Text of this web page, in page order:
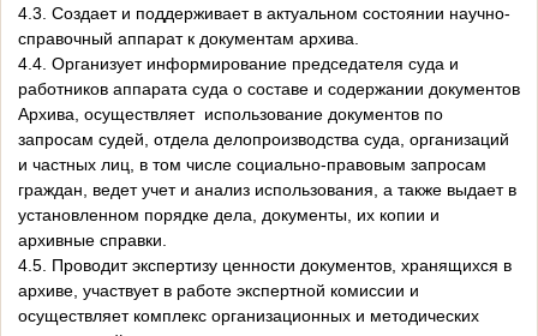
4.3. Создает и поддерживает в актуальном состоянии научно-
справочный аппарат к документам архива.
4.4. Организует информирование председателя суда и
работников аппарата суда о составе и содержании документов
Архива, осуществляет использование документов по
запросам судей, отдела делопроизводства суда, организаций
и частных лиц, в том числе социально-правовым запросам
граждан, ведет учет и анализ использования, а также выдает в
установленном порядке дела, документы, их копии и
архивные справки.
4.5. Проводит экспертизу ценности документов, хранящихся в
архиве, участвует в работе экспертной комиссии и
осуществляет комплекс организационных и методических